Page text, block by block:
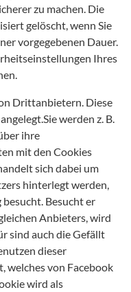
zu machen. Die
gelöscht, wenn Sie
vorgegebenen Dauer.
Ihres
Drittanbietern. Diese
werden z. B.
ihre
mit den Cookies
sich dabei um
hinterlegt werden,
Besucht er
Anbieters, wird
sind auch die Gefällt
dieser
welches von Facebook
wird als